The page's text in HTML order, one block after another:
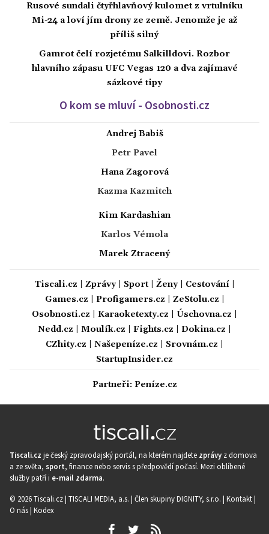
Rusové sundali čtyřhlavňový kulomet z vrtulníku
Mi-24 a loví jím drony ze země. Jenomže je až
příliš silný
Gamrot čelí rozjetému Salkilldovi. Rozbor
hlavního zápasu UFC Vegas 120 a dva zajímavé
sázkové tipy
O kom se mluví - Osobnosti.cz
Andrej Babiš
Petr Pavel
Hana Zagorová
Kazma Kazmitch
Kim Kardashian
Karlos Vémola
Marek Ztracený
Tiscali.cz Zprávy| Sport| Ženy| Cestování|
Games.cz
Profigamers.cz ZeStolu.cz
Osobnosti.cz
Karaoketexty.cz Úschovna.cz
Nedd.cz
Moulík.cz Fights.cz Dokina.cz
CZhity.cz
Našepeníze.cz Srovnám.cz
StartupInsider.cz
Partneři: Peníze.cz
Tiscali.cz je český zpravodajský portál, na kterém najdete zprávy z domova
a ze světa, sport, finance nebo servis s předpovědí počasí. Mezi oblíbené
služby patří i e-mail zdarma.
© 2026 Tiscali.cz | TISCALI MEDIA, a.s. | Člen skupiny DIGNITY, s.r.o. | Kontakt|
O nás| Kodex